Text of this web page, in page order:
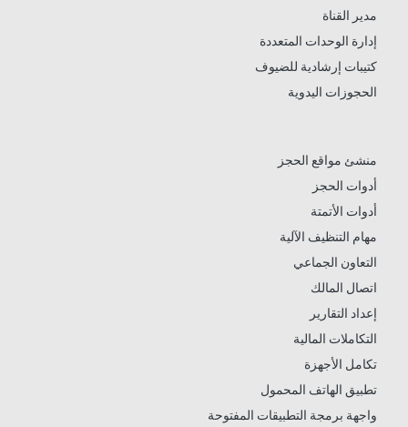
مدير القناة
إدارة الوحدات المتعددة
كتيبات إرشادية للضيوف
الحجوزات اليدوية
منشئ مواقع الحجز
أدوات الحجز
أدوات الأتمتة
مهام التنظيف الآلية
التعاون الجماعي
اتصال المالك
إعداد التقارير
التكاملات المالية
تكامل الأجهزة
تطبيق الهاتف المحمول
واجهة برمجة التطبيقات المفتوحة